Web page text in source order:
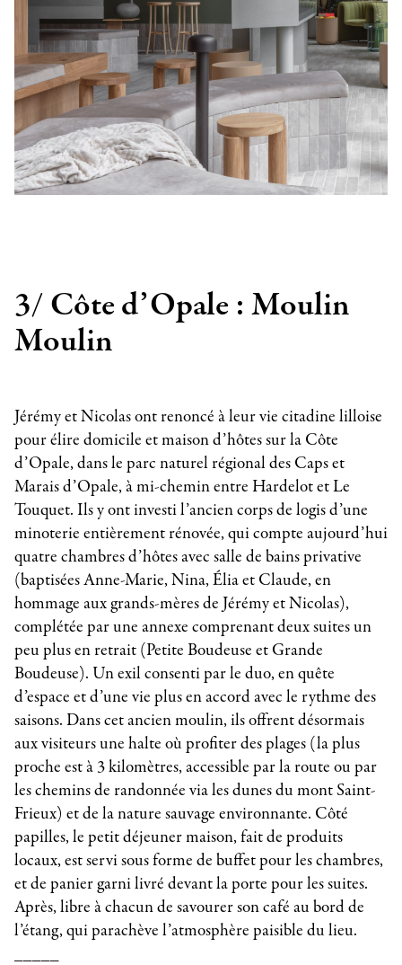
3/ Côte d’Opale : Moulin
Moulin
Jérémy et Nicolas ont renoncé à leur vie citadine lilloise
pour élire domicile et maison d’hôtes sur la Côte
d’Opale, dans le parc naturel régional des Caps et
Marais d’Opale, à mi-chemin entre Hardelot et Le
Touquet. Ils y ont investi l’ancien corps de logis d’une
minoterie entièrement rénovée, qui compte aujourd’hui
quatre chambres d’hôtes avec salle de bains privative
(baptisées Anne-Marie, Nina, Élia et Claude, en
hommage aux grands-mères de Jérémy et Nicolas),
complétée par une annexe comprenant deux suites un
peu plus en retrait (Petite Boudeuse et Grande
Boudeuse). Un exil consenti par le duo, en quête
d’espace et d’une vie plus en accord avec le rythme des
saisons. Dans cet ancien moulin, ils offrent désormais
aux visiteurs une halte où profiter des plages (la plus
proche est à 3 kilomètres, accessible par la route ou par
les chemins de randonnée via les dunes du mont Saint-
Frieux) et de la nature sauvage environnante. Côté
papilles, le petit déjeuner maison, fait de produits
locaux, est servi sous forme de buffet pour les chambres,
et de panier garni livré devant la porte pour les suites.
Après, libre à chacun de savourer son café au bord de
l’étang, qui parachève l’atmosphère paisible du lieu.